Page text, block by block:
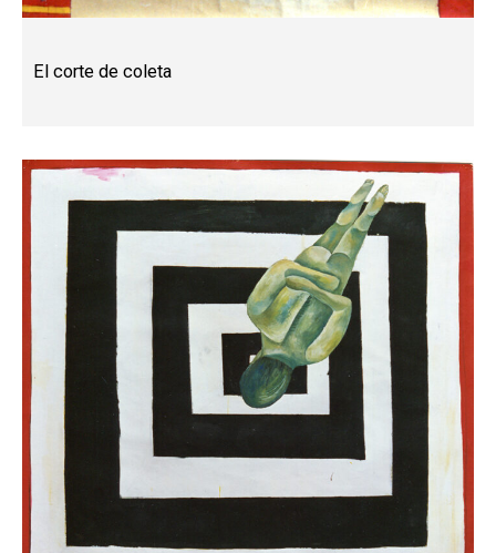
El corte de coleta